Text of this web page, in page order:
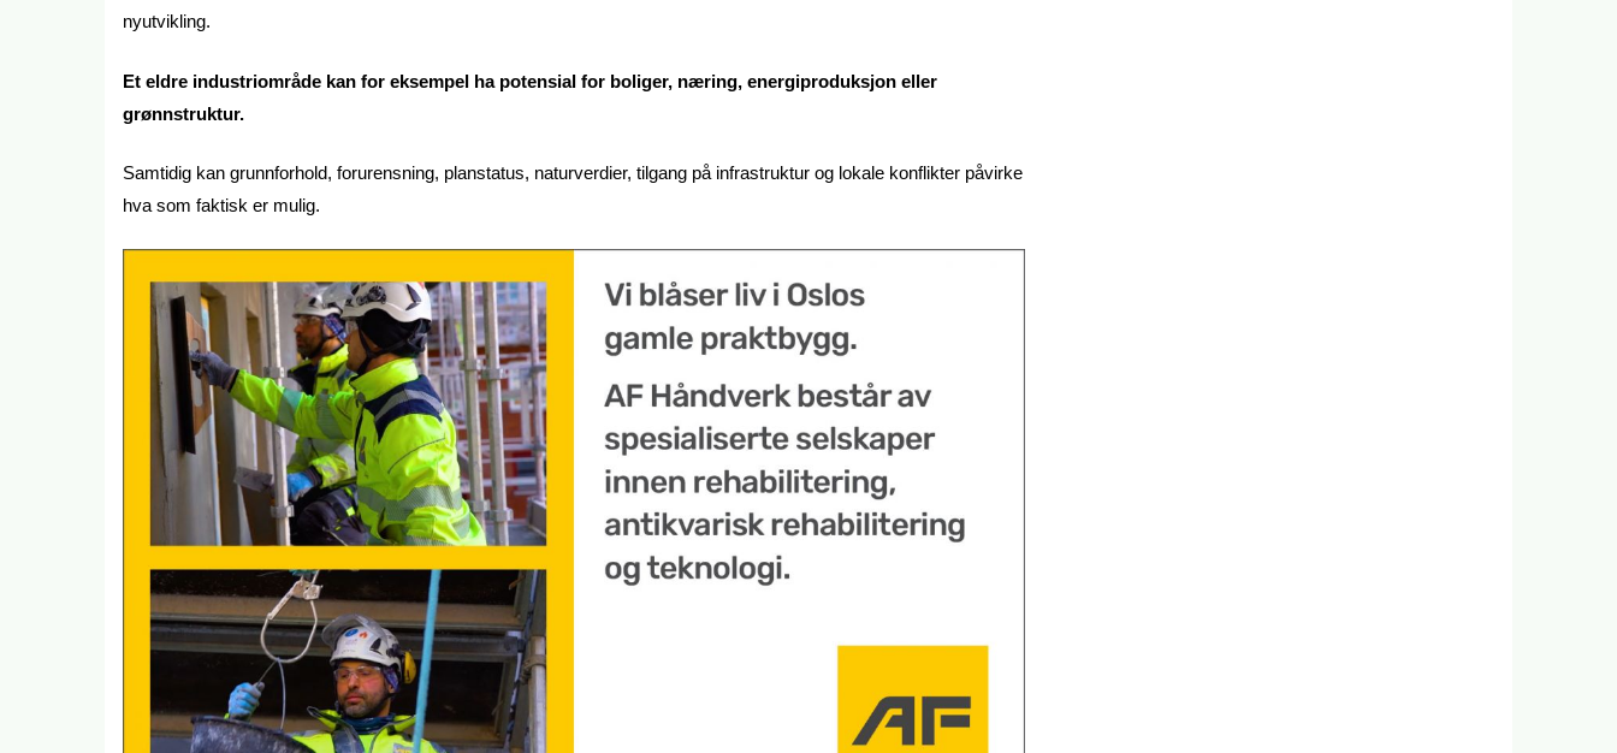
nyutvikling.
Et eldre industriområde kan for eksempel ha potensial for boliger, næring, energiproduksjon eller
grønnstruktur.
Samtidig kan grunnforhold, forurensning, planstatus, naturverdier, tilgang på infrastruktur og lokale konflikter påvirke
hva som faktisk er mulig.